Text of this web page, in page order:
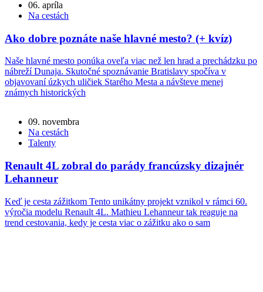
06. apríla
Na cestách
Ako dobre poznáte naše hlavné mesto? (+ kvíz)
Naše hlavné mesto ponúka oveľa viac než len hrad a prechádzku po
nábreží Dunaja. Skutočné spoznávanie Bratislavy spočíva v
objavovaní úzkych uličiek Starého Mesta a návšteve menej
známych historických
09. novembra
Na cestách
Talenty
Renault 4L zobral do parády francúzsky dizajnér
Lehanneur
Keď je cesta zážitkom Tento unikátny projekt vznikol v rámci 60.
výročia modelu Renault 4L. Mathieu Lehanneur tak reaguje na
trend cestovania, kedy je cesta viac o zážitku ako o sam